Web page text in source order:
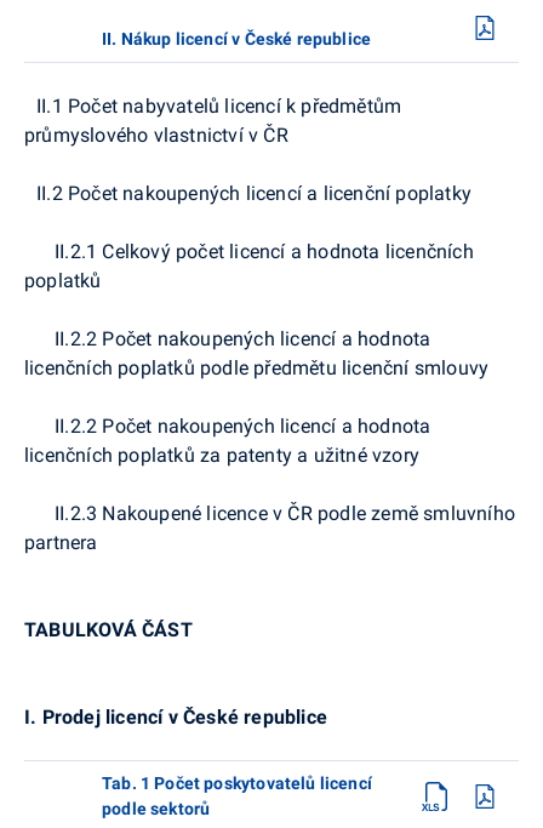
II. Nákup licencí v České republice
II.1 Počet nabyvatelů licencí k předmětům
průmyslového vlastnictví v ČR
II.2 Počet nakoupených licencí a licenční poplatky
II.2.1 Celkový počet licencí a hodnota licenčních
poplatků
II.2.2 Počet nakoupených licencí a hodnota
licenčních poplatků podle předmětu licenční smlouvy
II.2.2 Počet nakoupených licencí a hodnota
licenčních poplatků za patenty a užitné vzory
II.2.3 Nakoupené licence v ČR podle země smluvního
partnera
TABULKOVÁ ČÁST
I. Prodej licencí v České republice
Tab. 1 Počet poskytovatelů licencí
podle sektorů